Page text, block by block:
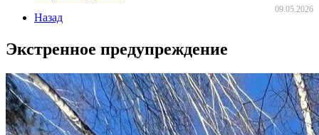
Назад
09.05.2026
Экстренное предупреждение